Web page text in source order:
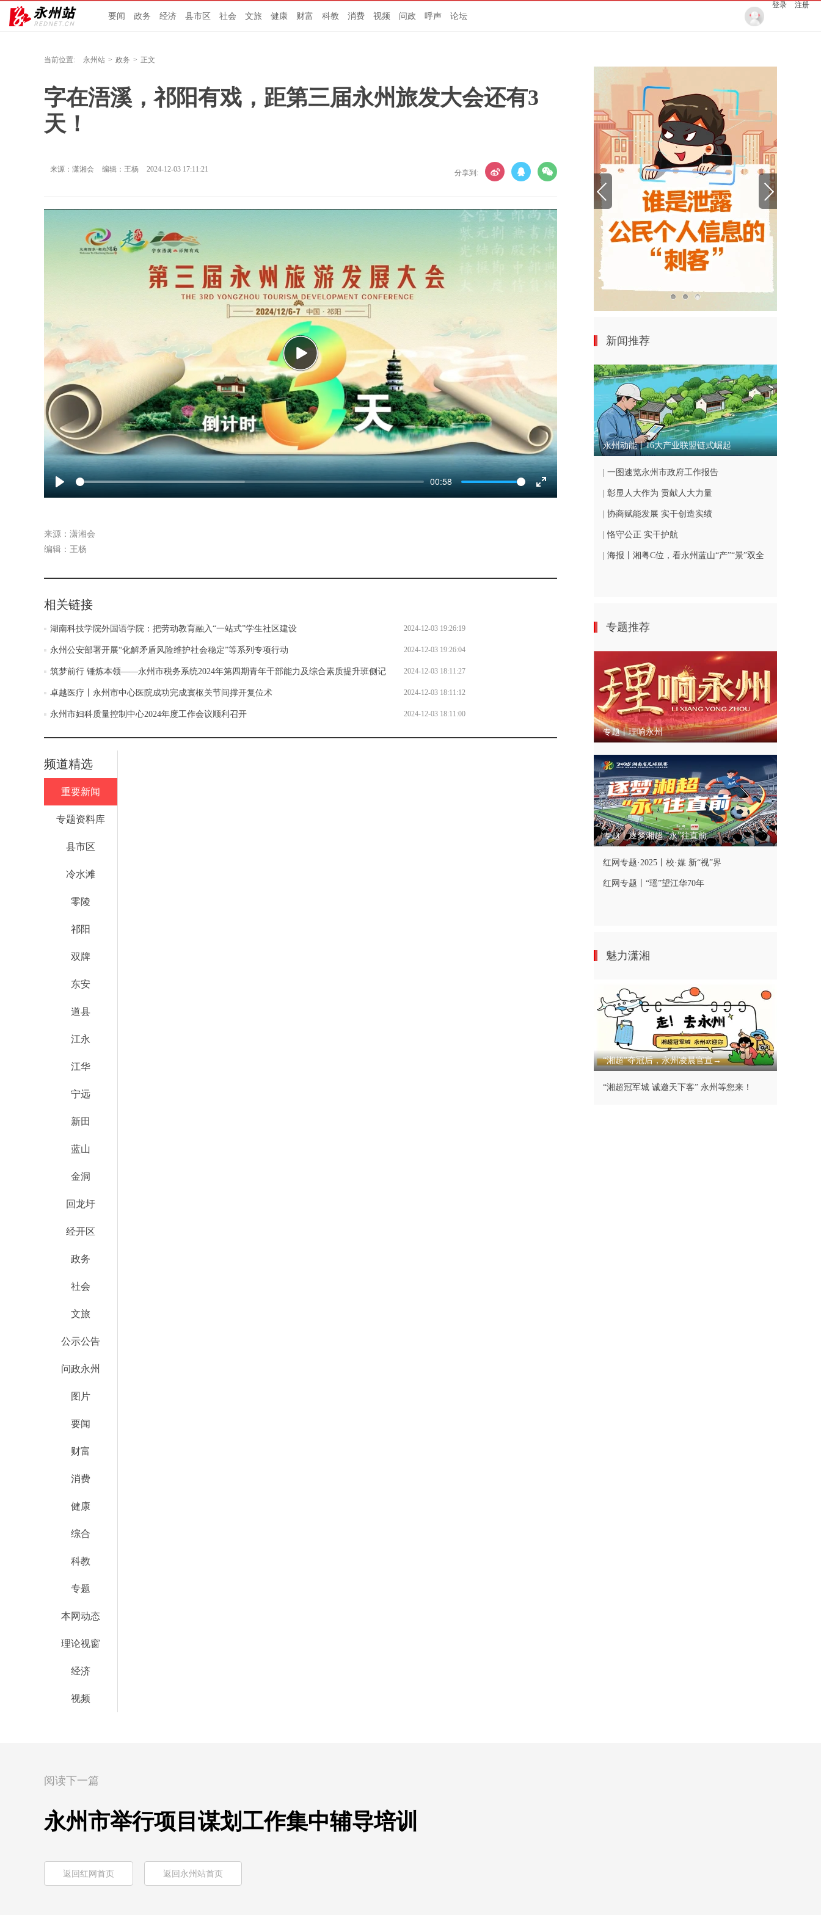
要闻 政务 经济 县市区 社会 文旅 健康 财富 科教 消费 视频 问政 呼声 论坛
登录 注册
当前位置: 永州站 > 政务 > 正文
字在浯溪，祁阳有戏，距第三届永州旅发大会还有3
天！
来源：潇湘会 编辑：王杨 2024-12-03 17:11:21 分享到:
Play
00:58
Enter
Play
来源：潇湘会
编辑：王杨
相关链接
湖南科技学院外国语学院：把劳动教育融入“一站式”学生社区建设 2024-12-03 19:26:19
永州公安部署开展“化解矛盾风险维护社会稳定”等系列专项行动 2024-12-03 19:26:04
筑梦前行 锤炼本领——永州市税务系统2024年第四期青年干部能力及综合素质提升班侧记 2024-12-03 18:11:27
卓越医疗丨永州市中心医院成功完成寰枢关节间撑开复位术 2024-12-03 18:11:12
永州市妇科质量控制中心2024年度工作会议顺利召开 2024-12-03 18:11:00
频道精选
重要新闻
专题资料库
县市区
冷水滩
零陵
祁阳
双牌
东安
道县
江永
江华
宁远
新田
蓝山
金洞
回龙圩
经开区
政务
社会
文旅
公示公告
问政永州
图片
要闻
财富
消费
健康
综合
科教
专题
本网动态
理论视窗
经济
视频
新闻推荐
永州动能丨16大产业联盟链式崛起
| 一图速览永州市政府工作报告
| 彰显人大作为 贡献人大力量
| 协商赋能发展 实干创造实绩
| 恪守公正 实干护航
| 海报丨湘粤C位，看永州蓝山“产”“景”双全
专题推荐
专题丨理响永州
专题丨逐梦湘超 “永”往直前
红网专题·2025丨校·媒 新“视”界
红网专题丨“瑶”望江华70年
魅力潇湘
“湘超”夺冠后，永州凌晨官宣→
“湘超冠军城 诚邀天下客” 永州等您来！
阅读下一篇
永州市举行项目谋划工作集中辅导培训
返回红网首页 返回永州站首页